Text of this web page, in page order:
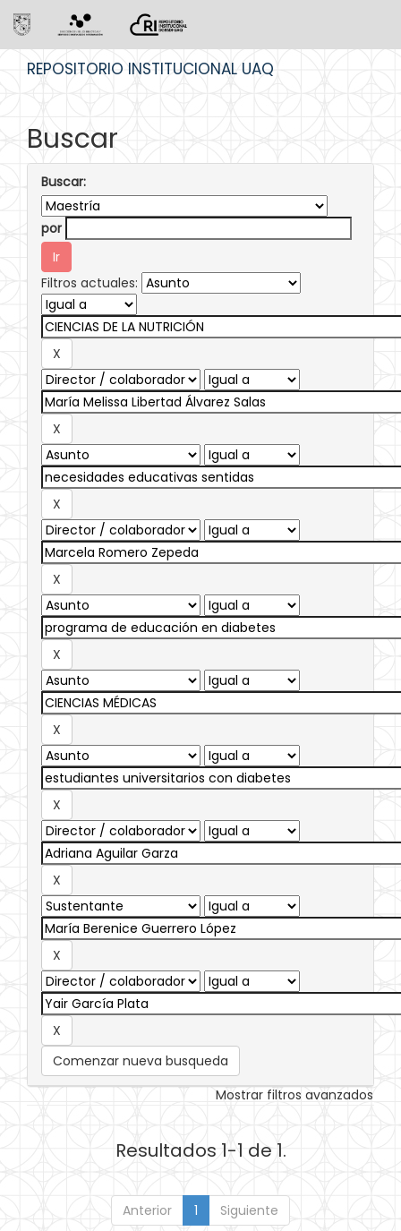
REPOSITORIO INSTITUCIONAL UAQ
Buscar
Buscar:
por
Filtros actuales:
Comenzar nueva busqueda
Mostrar filtros avanzados
Resultados 1-1 de 1.
Anterior 1 Siguiente